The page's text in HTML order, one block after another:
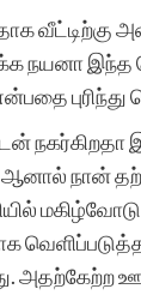
வீட்டிற்கு
நயனா
ஆனால் நான்
அதற்கேற்ற